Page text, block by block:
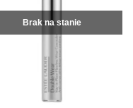
Brak na stanie